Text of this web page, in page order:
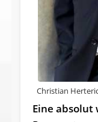
Christian
Eine absolut